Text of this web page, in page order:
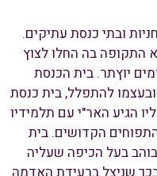
ובתי כנסת עתיקים.
של צפת, המאה ה- 16, היא התקופה בה החלו לצוץ
יוץתר. בית הכנסת
להתפלל, בית כנסת
הגיע האר"י עם תלמידיו
הקדושים. בית
בעל הכיפה שעליה